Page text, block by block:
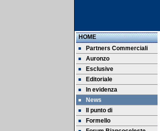
HOME
Partners Commerciali
Auronzo
Esclusive
Editoriale
In evidenza
News
Il punto di
Formello